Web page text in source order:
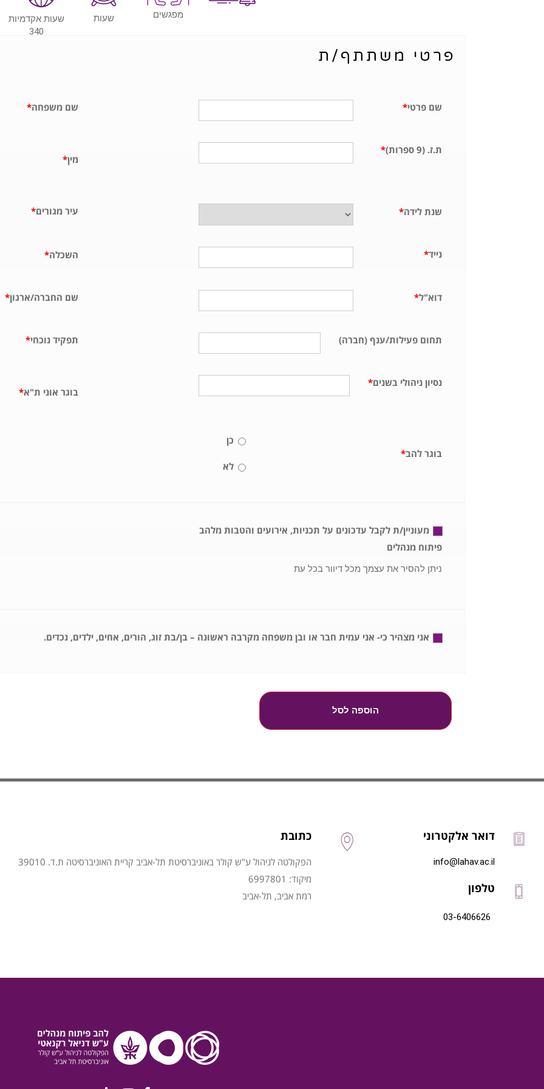
מפגשים שעות
שעות אקדמיות
340
פרטי משתתף/ת
*שם פרטי *שם משפחה
* ת.ז. (9 ספרות)
*מין
*שנת לידה *עיר מגורים
*נייד *השכלה
*דוא"ל *שם החברה/ארגון
תחום פעילות/ענף (חברה) *תפקיד נוכחי
*נסיון ניהולי בשנים
*בוגר אוני ת"א
*בוגר להב
כן
לא
מעוניין/ת לקבל עדכונים על תכניות, אירועים והטבות מלהב
פיתוח מנהלים
ניתן להסיר את עצמך מכל דיוור בכל עת
אני מצהיר כי- אני עמית חבר או ובן משפחה מקרבה ראשונה – בן/בת זוג, הורים, אחים, ילדים, נכדים.
הוספה לסל
דואר אלקטרוני
info@lahav.ac.il
טלפון
03-6406626
כתובת
הפקולטה לניהול ע"ש קולר באוניברסיטת תל-אביב קריית האוניברסיטה ת.ד. 39010
מיקוד: 6997801
רמת אביב, תל-אביב